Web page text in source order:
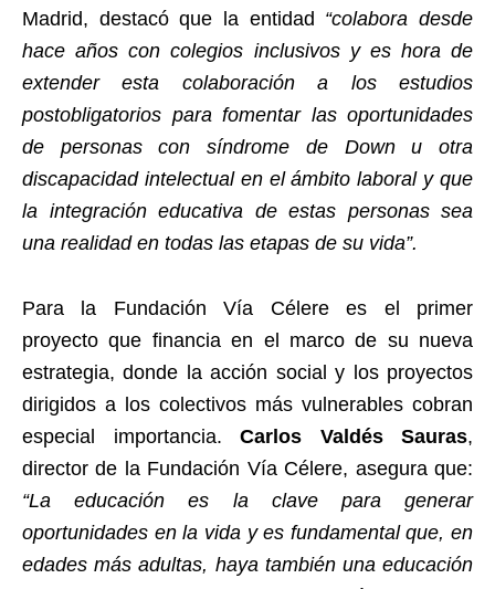
Madrid, destacó que la entidad “colabora desde
hace años con colegios inclusivos y es hora de
extender esta colaboración a los estudios
postobligatorios para fomentar las oportunidades
de personas con síndrome de Down u otra
discapacidad intelectual en el ámbito laboral y que
la integración educativa de estas personas sea
una realidad en todas las etapas de su vida”.
Para la Fundación Vía Célere es el primer
proyecto que financia en el marco de su nueva
estrategia, donde la acción social y los proyectos
dirigidos a los colectivos más vulnerables cobran
especial importancia. Carlos Valdés Sauras,
director de la Fundación Vía Célere, asegura que:
“La educación es la clave para generar
oportunidades en la vida y es fundamental que, en
edades más adultas, haya también una educación